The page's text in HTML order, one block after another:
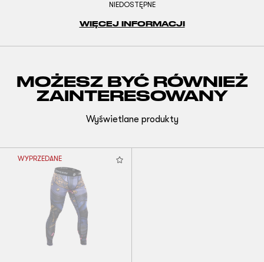
NIEDOSTĘPNE
WIĘCEJ INFORMACJI
MOŻESZ BYĆ RÓWNIEŻ
ZAINTERESOWANY
Wyświetlane produkty
WYPRZEDANE